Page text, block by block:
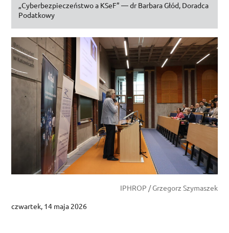
„Cyberbezpieczeństwo a KSeF” —drBarbara Głód, Doradca
Podatkowy
IPHROP / Grzegorz Szymaszek
czwartek, 14 maja 2026